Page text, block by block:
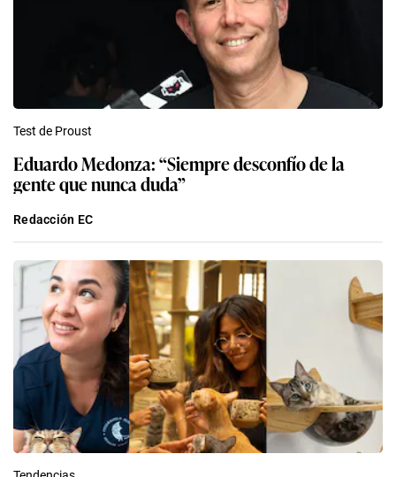
Test de Proust
Eduardo Medonza: “Siempre desconfío de la
gente que nunca duda”
Redacción EC